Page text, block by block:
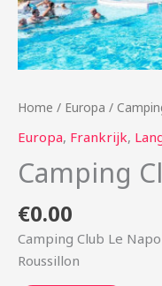
Home / Europa /
Europa, Frankrijk,
Camping
€0.00
Camping Club Le
Roussillon